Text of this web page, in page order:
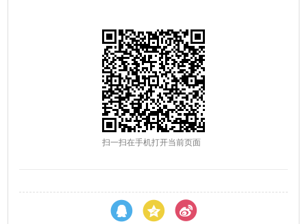
扫一扫在手机打开当前页面